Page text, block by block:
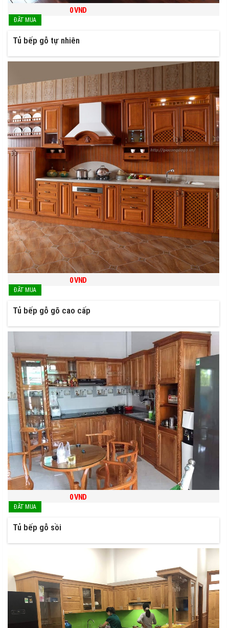
0VND
Tủ bếp gỗ tự nhiên
0VND
Tủ bếp gỗ gõ cao cấp
0VND
Tủ bếp gỗ sồi